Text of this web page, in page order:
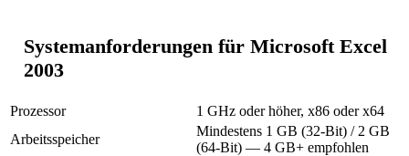
Systemanforderungen für Microsoft Excel
2003
Prozessor
1 GHz oder höher, x86 oder x64
Arbeitsspeicher
Mindestens 1 GB (32-Bit) / 2 GB
(64-Bit) — 4 GB+ empfohlen